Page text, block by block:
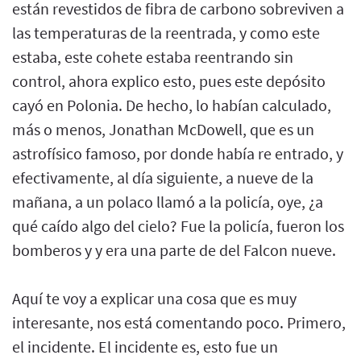
están revestidos de fibra de carbono sobreviven a
las temperaturas de la reentrada, y como este
estaba, este cohete estaba reentrando sin
control, ahora explico esto, pues este depósito
cayó en Polonia. De hecho, lo habían calculado,
más o menos, Jonathan McDowell, que es un
astrofísico famoso, por donde había re entrado, y
efectivamente, al día siguiente, a nueve de la
mañana, a un polaco llamó a la policía, oye, ¿a
qué caído algo del cielo? Fue la policía, fueron los
bomberos y y era una parte de del Falcon nueve.
Aquí te voy a explicar una cosa que es muy
interesante, nos está comentando poco. Primero,
el incidente. El incidente es, esto fue un